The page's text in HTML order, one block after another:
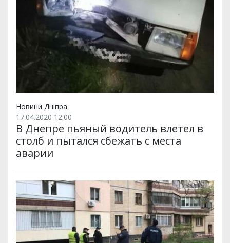
Новини Дніпра
17.04.2020 12:00
В Днепре пьяный водитель влетел в
столб и пытался сбежать с места
аварии